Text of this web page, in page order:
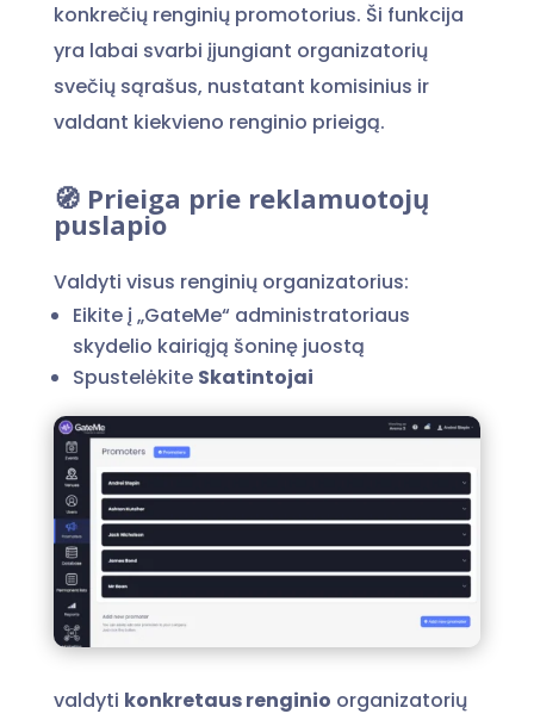
konkrečių renginių promotorius. Ši funkcija
yra labai svarbi įjungiant organizatorių
svečių sąrašus, nustatant komisinius ir
valdant kiekvieno renginio prieigą.
🧭 Prieiga prie reklamuotojų
puslapio
Valdyti visus renginių organizatorius:
Eikite į „GateMe“ administratoriaus
skydelio kairiąją šoninę juostą
Spustelėkite Skatintojai
valdyti konkretaus renginio organizatorių